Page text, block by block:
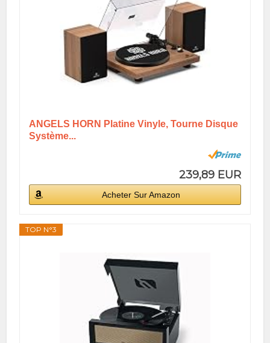
ANGELS HORN Platine Vinyle, Tourne Disque
Système...
239,89 EUR
Acheter Sur Amazon
TOP N°3